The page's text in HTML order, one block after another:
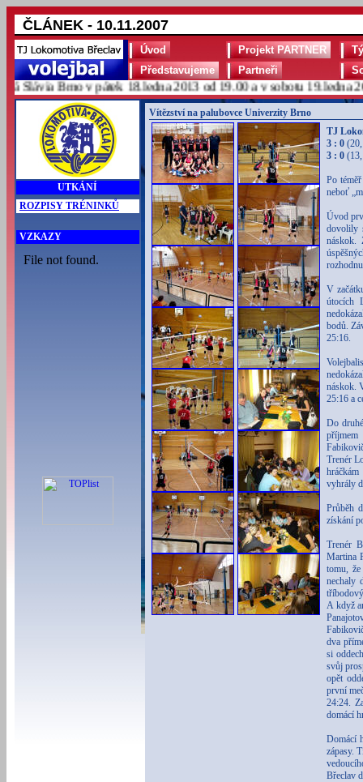
ČLÁNEK - 10.11.2007
Úvod Projekt PARTNER
Představujeme
Partneři
Brno v pátek 18.ledna 2013 od 19.00 a v sobotu 19.ledna
UTKÁNÍ
ROZPISY TRÉNINKŮ
VZKAZY
Vítězství na palubovce Univerzity Brno
TJ
3 : 0
3 : 0
Po
neboť
Úvod
dovolily
náskok.
V
útocích
bodů.
25:16.
náskok.
25:16 a
Do
příjmem
Trenér
vyhrály
Průběh
získání
Trenér
Martina
tomu,
nechaly
A když
dva
si
svůj
opět
první
24:24.
domácí
Domácí
zápasy.
Břeclav